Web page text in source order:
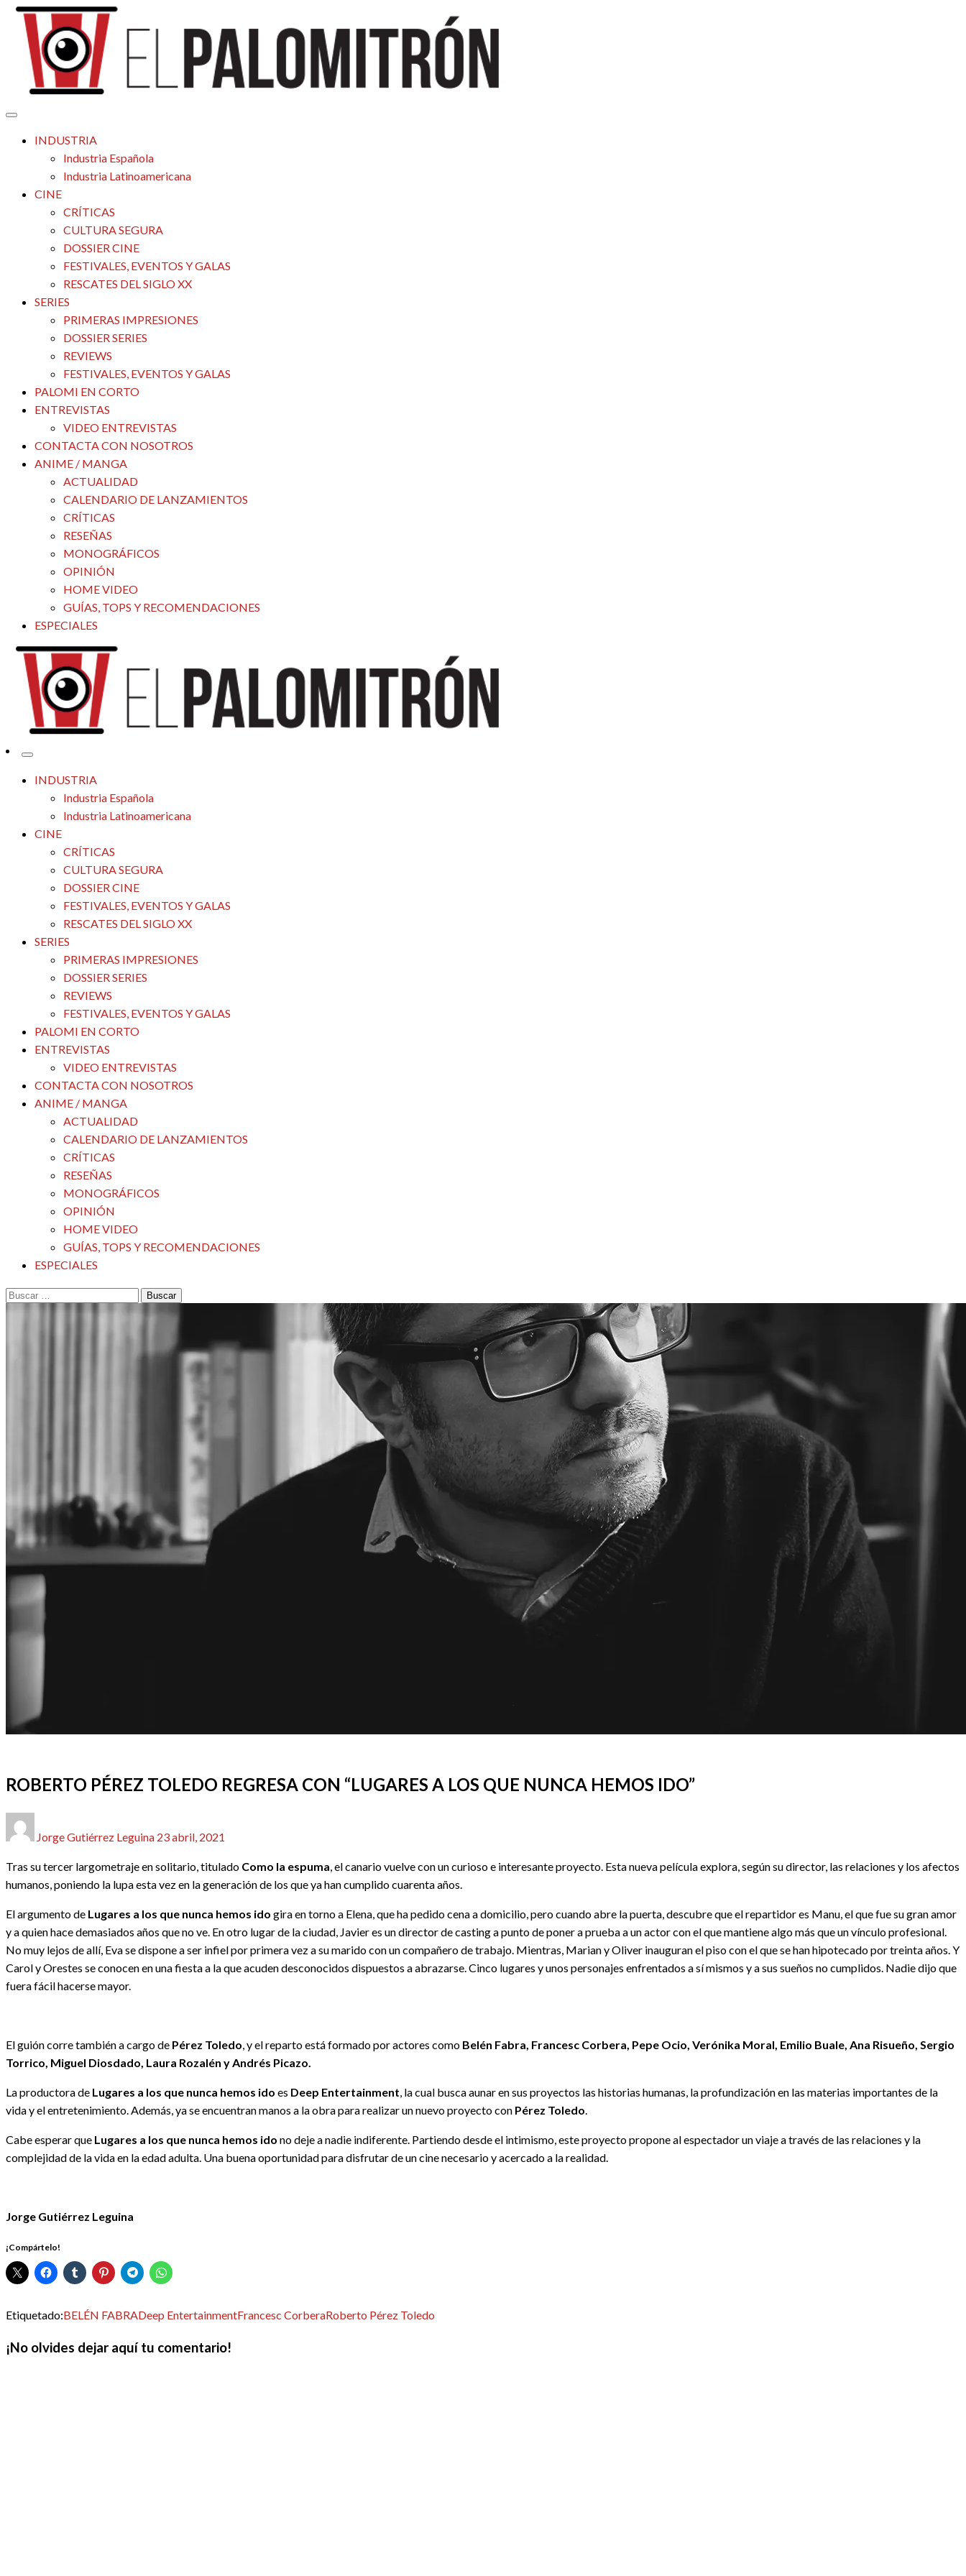
Saltar
contenido
El Palomitrón
Tu espacio de la industria de cine española y latinoamericana
INDUSTRIA
Industria Española
Industria Latinoamericana
CINE
CRÍTICAS
CULTURA SEGURA
DOSSIER CINE
FESTIVALES, EVENTOS Y GALAS
RESCATES DEL SIGLO XX
SERIES
PRIMERAS IMPRESIONES
DOSSIER SERIES
REVIEWS
FESTIVALES, EVENTOS Y GALAS
PALOMI EN CORTO
ENTREVISTAS
VIDEO ENTREVISTAS
CONTACTA CON NOSOTROS
ANIME / MANGA
ACTUALIDAD
CALENDARIO DE LANZAMIENTOS
CRÍTICAS
RESEÑAS
MONOGRÁFICOS
OPINIÓN
HOME VIDEO
GUÍAS, TOPS Y RECOMENDACIONES
ESPECIALES
El Palomitrón
Tu espacio de la industria de cine española y latinoamericana
INDUSTRIA
Industria Española
Industria Latinoamericana
CINE
CRÍTICAS
CULTURA SEGURA
DOSSIER CINE
FESTIVALES, EVENTOS Y GALAS
RESCATES DEL SIGLO XX
SERIES
PRIMERAS IMPRESIONES
DOSSIER SERIES
REVIEWS
FESTIVALES, EVENTOS Y GALAS
PALOMI EN CORTO
ENTREVISTAS
VIDEO ENTREVISTAS
CONTACTA CON NOSOTROS
ANIME / MANGA
ACTUALIDAD
CALENDARIO DE LANZAMIENTOS
CRÍTICAS
RESEÑAS
MONOGRÁFICOS
OPINIÓN
HOME VIDEO
GUÍAS, TOPS Y RECOMENDACIONES
ESPECIALES
Buscar:
ROBERTO PÉREZ TOLEDO REGRESA CON “LUGARES A LOS QUE NUNCA HEMOS IDO”
Jorge Gutiérrez Leguinael
23 abril, 2021
Tras su tercer largometraje en solitario, titulado Como la espuma, el canario vuelve con un curioso e interesante proyecto. Esta nueva película explora, según su director, las relaciones y los afectos
humanos, poniendo la lupa esta vez en la generación de los que ya han cumplido cuarenta años.
El argumento de Lugares a los que nunca hemos ido gira en torno a Elena, que ha pedido cena a domicilio, pero cuando abre la puerta, descubre que el repartidor es Manu, el que fue su gran amor
y a quien hace demasiados años que no ve. En otro lugar de la ciudad, Javier es un director de casting a punto de poner a prueba a un actor con el que mantiene algo más que un vínculo profesional.
No muy lejos de allí, Eva se dispone a ser infiel por primera vez a su marido con un compañero de trabajo. Mientras, Marian y Oliver inauguran el piso con el que se han hipotecado por treinta años. Y
Carol y Orestes se conocen en una fiesta a la que acuden desconocidos dispuestos a abrazarse. Cinco lugares y unos personajes enfrentados a sí mismos y a sus sueños no cumplidos. Nadie dijo que
fuera fácil hacerse mayor.
El guión corre también a cargo de Pérez Toledo, y el reparto está formado por actores como Belén Fabra, Francesc Corbera, Pepe Ocio, Verónika Moral, Emilio Buale, Ana Risueño, Sergio
Torrico, Miguel Diosdado, Laura Rozalén y Andrés Picazo.
La productora de Lugares a los que nunca hemos ido es Deep Entertainment, la cual busca aunar en sus proyectos las historias humanas, la profundización en las materias importantes de la
vida y el entretenimiento. Además, ya se encuentran manos a la obra para realizar un nuevo proyecto con Pérez Toledo.
Cabe esperar que Lugares a los que nunca hemos ido no deje a nadie indiferente. Partiendo desde el intimismo, este proyecto propone al espectador un viaje a través de las relaciones y la
complejidad de la vida en la edad adulta. Una buena oportunidad para disfrutar de un cine necesario y acercado a la realidad.
Jorge Gutiérrez Leguina
¡Compártelo!
Etiquetado:BELÉN FABRADeep EntertainmentFrancesc CorberaRoberto Pérez Toledo
¡No olvides dejar aquí tu comentario!